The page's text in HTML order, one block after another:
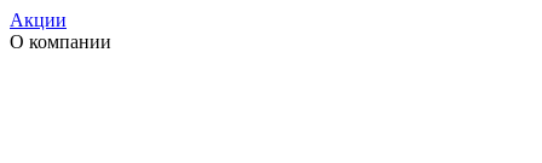
Акции
О компании